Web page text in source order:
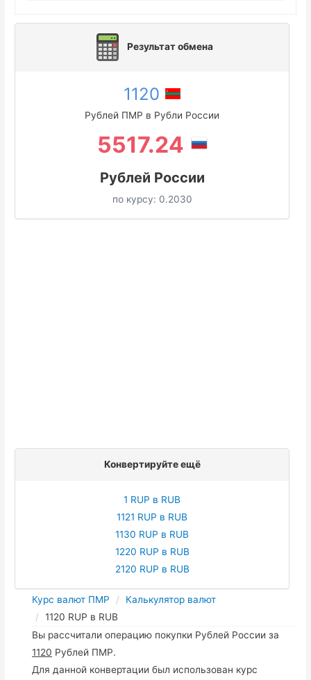
Результат обмена
1120
Рублей ПМР в Рубли России
5517.24
Рублей России
по курсу: 0.2030
Конвертируйте ещё
1 RUP в RUB
1121 RUP в RUB
1130 RUP в RUB
1220 RUP в RUB
2120 RUP в RUB
Курс валют ПМР
Калькулятор валют
1120 RUP в RUB
Вы рассчитали операцию покупки Рублей России за
1120 Рублей ПМР.
Для данной конвертации был использован курс